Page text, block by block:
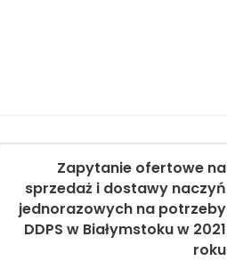
Zapytanie ofertowe na
sprzedaż i dostawy naczyń
jednorazowych na potrzeby
DDPS w Białymstoku w 2021
roku